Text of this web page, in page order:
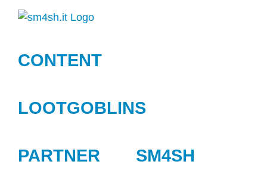
Zum
CONTENT
LOOTGOBLINS
PARTNER SM4SH